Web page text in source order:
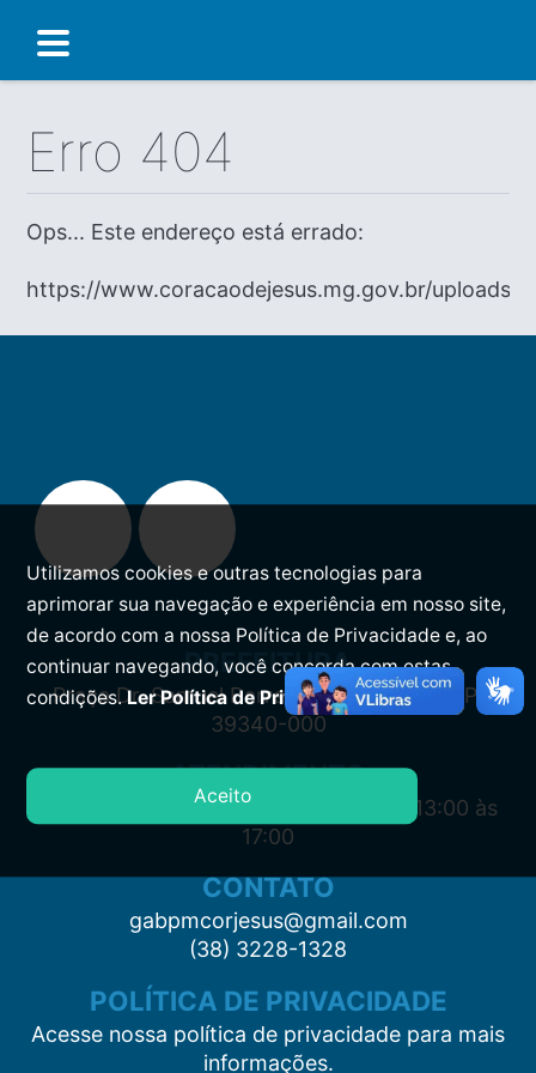
Erro 404
Ops... Este endereço está errado:
https://www.coracaodejesus.mg.gov.br/uploads/
PREFEITURA
Praça Dr. Samuel Barreto, s/n, Centro CEP:
39340-000
ATENDIMENTO
Segunda à Sexta: 7:00 às 11:00 e das 13:00 às
17:00
CONTATO
gabpmcorjesus@gmail.com
(38) 3228-1328
POLÍTICA DE PRIVACIDADE
Acesse nossa política de privacidade para mais
informações.
Utilizamos cookies e outras tecnologias para
aprimorar sua navegação e experiência em nosso site,
de acordo com a nossa Política de Privacidade e, ao
continuar navegando, você concorda com estas
condições.Ler Política de Privacidade.
Aceito